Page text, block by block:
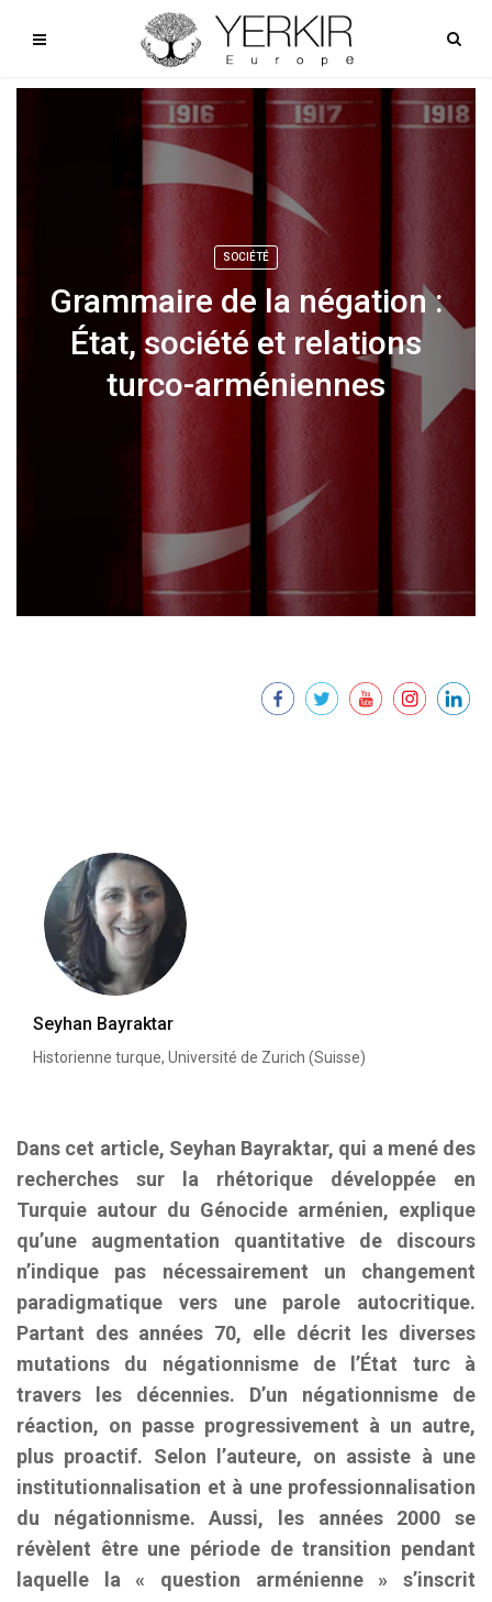
SOCIÉTÉ
Grammaire de la négation :
État, société et relations
turco-arméniennes
Seyhan Bayraktar
Historienne turque, Université de Zurich (Suisse)
Dans cet article, Seyhan Bayraktar, qui a mené des
recherches sur la rhétorique développée en
Turquie autour du Génocide arménien, explique
qu’une augmentation quantitative de discours
n’indique pas nécessairement un changement
paradigmatique vers une parole autocritique.
Partant des années 70, elle décrit les diverses
mutations du négationnisme de l’État turc à
travers les décennies. D’un négationnisme de
réaction, on passe progressivement à un autre,
plus proactif. Selon l’auteure, on assiste à une
institutionnalisation et à une professionnalisation
du négationnisme. Aussi, les années 2000 se
révèlent être une période de transition pendant
laquelle la « question arménienne » s’inscrit